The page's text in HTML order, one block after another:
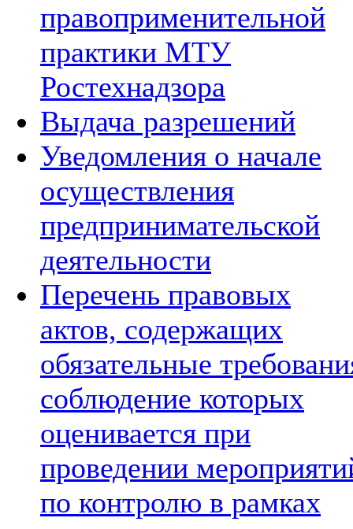
правоприменительной
практики МТУ
Ростехнадзора
Выдача разрешений
Уведомления о начале
осуществления
предпринимательской
деятельности
Перечень правовых
актов, содержащих
обязательные
соблюдение которых
оценивается при
проведении
по контролю в рамках